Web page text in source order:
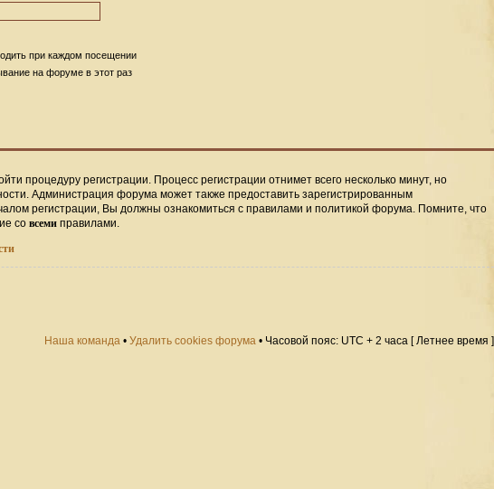
при каждом посещении
на форуме в этот раз
процедуру регистрации. Процесс регистрации отнимет всего несколько минут, но
Администрация форума может также предоставить зарегистрированным
регистрации, Вы должны ознакомиться с правилами и политикой форума. Помните, что
со всеми правилами.
Наша команда • Удалить cookies форума • Часовой пояс: UTC + 2 часа [ Летнее время ]